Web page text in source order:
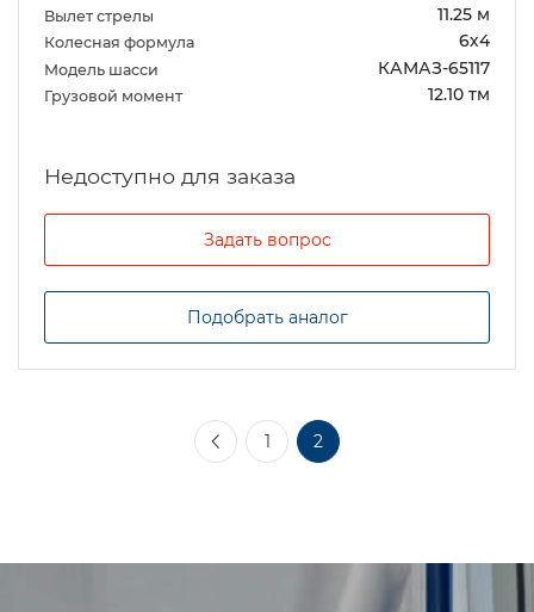
Вылет стрелы 11.25 м
Колесная формула 6х4
Модель шасси КАМАЗ-65117
Грузовой момент 12.10 тм
Задать вопрос
Подобрать аналог
1 2